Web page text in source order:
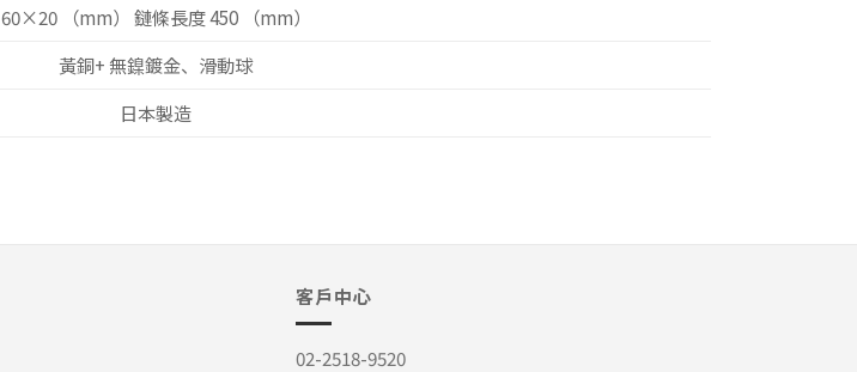
60×20 （mm） 鏈條長度 450 （mm）
黃銅+ 無鎳鍍金、滑動球
日本製造
客戶中心
02-2518-9520